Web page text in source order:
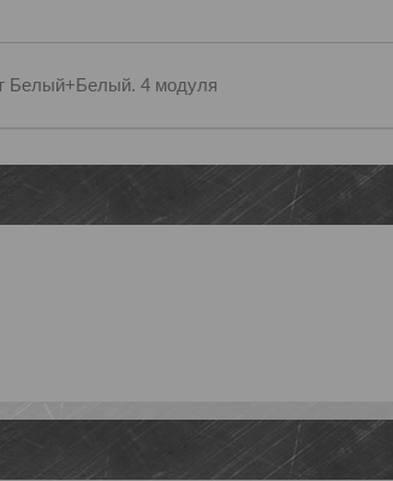
Белый+Белый. 4 модуля